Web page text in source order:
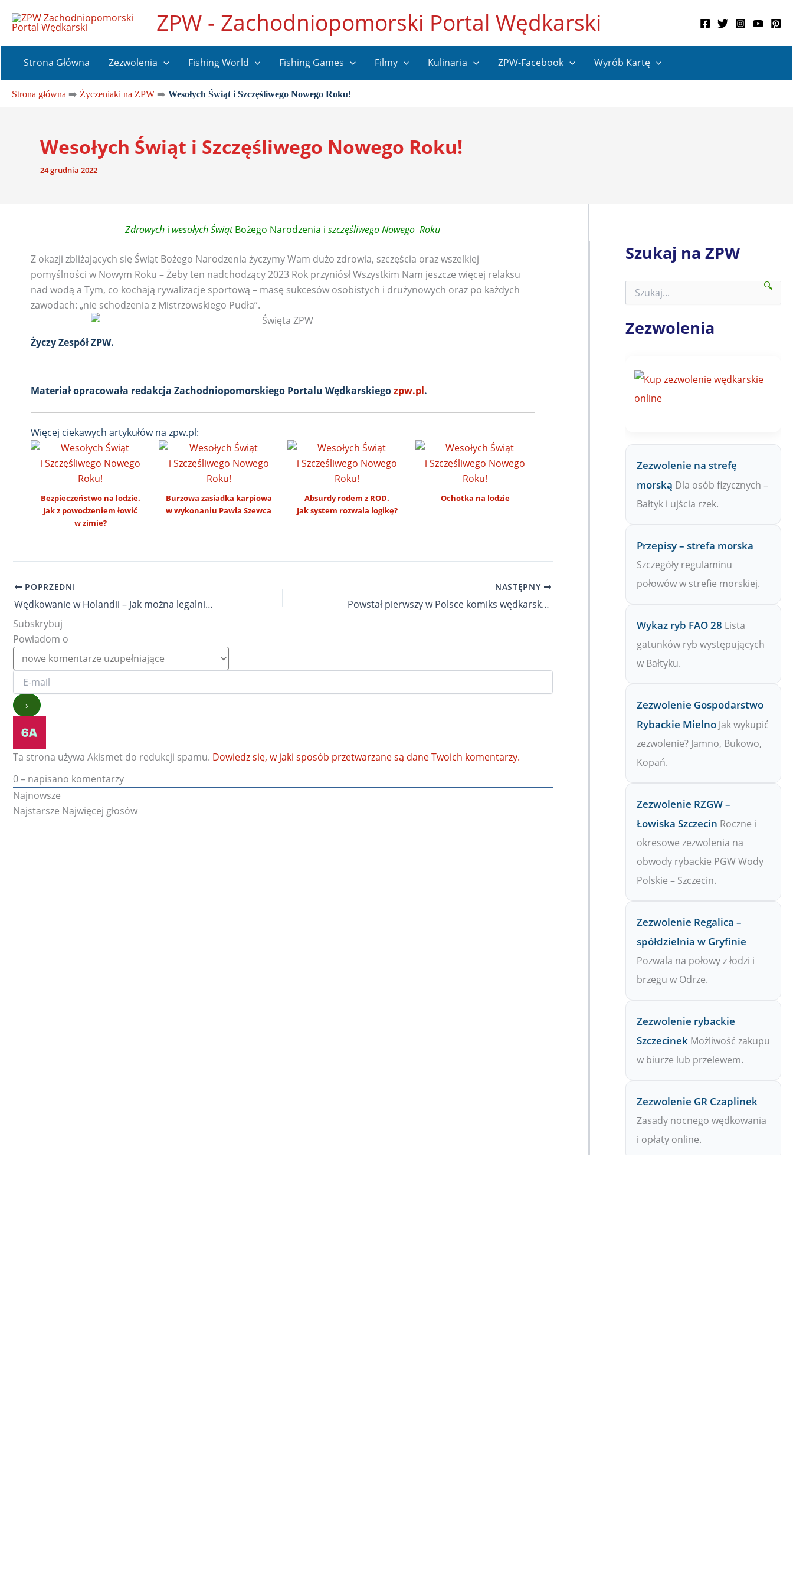
ZPW - Zachodniopomorski Portal Wędkarski
Strona Główna Zezwolenia Fishing World Fishing Games Filmy Kulinaria ZPW-Facebook Wyrób Kartę
Strona główna ➡️ Życzeniaki na ZPW ➡️ Wesołych Świąt i Szczęśliwego Nowego Roku!
Wesołych Świąt i Szczęśliwego Nowego Roku!
24 grudnia 2022
Zdrowych i wesołych ŚwiątBożego Narodzenia iszczęśliwego Nowego Roku
Z okazji zbliżających się Świąt Bożego Narodzenia życzymy Wam dużo zdrowia, szczęścia oraz wszelkiej
pomyślności w Nowym Roku – Żeby ten nadchodzący 2023 Rok przyniósł Wszystkim Nam jeszcze więcej relaksu
nad wodą a Tym, co kochają rywalizacje sportową – masę sukcesów osobistych i drużynowych oraz po każdych
zawodach: „nie schodzenia z Mistrzowskiego Pudła”.
Życzy Zespół ZPW.
Materiał opracowała redakcja Zachodniopomorskiego Portalu Wędkarskiegozpw.pl.
Więcej ciekawych artykułów na zpw.pl:
Bezpieczeństwo na lodzie.
Jak z powodzeniem łowić
w zimie?
Burzowa zasiadka karpiowa
w wykonaniu Pawła Szewca
Absurdy rodem z ROD.
Jak system rozwala logikę?
Ochotka na lodzie
POPRZEDNI
Wędkowanie w Holandii – Jak można legalnie wędkować?
NASTĘPNY
Powstał pierwszy w Polsce komiks wędkarski Fikoty Family!
Subskrybuj
Powiadom o
Ta strona używa Akismet do redukcji spamu. Dowiedz się, w jaki sposób przetwarzane są dane Twoich komentarzy.
0– napisano komentarzy
Najnowsze
Najstarsze Najwięcej głosów
Szukaj na ZPW
k
a
🔍
Zezwolenia
Zezwolenie na strefę
morską Dla osób fizycznych –
Bałtyk i ujścia rzek.
Przepisy – strefa morska
Szczegóły regulaminu
połowów w strefie morskiej.
Wykaz ryb FAO 28 Lista
gatunków ryb występujących
w Bałtyku.
Zezwolenie Gospodarstwo
Rybackie Mielno Jak wykupić
zezwolenie? Jamno, Bukowo,
Kopań.
Zezwolenie RZGW –
Łowiska Szczecin Roczne i
okresowe zezwolenia na
obwody rybackie PGW Wody
Polskie – Szczecin.
Zezwolenie Regalica –
spółdzielnia w Gryfinie
Pozwala na połowy z łodzi i
brzegu w Odrze.
Zezwolenie rybackie
Szczecinek Możliwość zakupu
w biurze lub przelewem.
Zezwolenie GR Czaplinek
Zasady nocnego wędkowania
i opłaty online.